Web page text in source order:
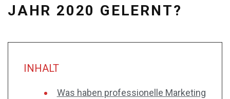
JAHR 2020 GELERNT?
INHALT
Was haben professionelle Marketing